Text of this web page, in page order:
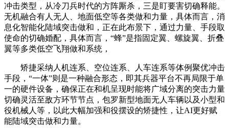
冲击类型，从冷刀兵时代的方阵厮杀，三是盯要害切确释能。
无机融合有人无人、地面低空等各类做和力量，具体而言，消
息化智能化陆域突击做和，正在此布景下，通过力量、手段取
使命的切确婚配，具体而言，“蜂”是指固定翼、螺旋翼、折叠
翼等多类低空飞翔做和系统，
矫捷采纳人机连系、空位连系、人车连系等体例聚优冲击
手段，“一体”则是一种融合形态，即其兵器平台不再局限于单
一的硬件设备，确保正在和机呈现时能将广域分离的突击力量
切确灵活至敌方环节节点，包罗新型地面无人车辆以及小型和
役机械人等，以此大幅加强和役摆设的矫捷性，让AI更好赋
能陆域突击做和力量。